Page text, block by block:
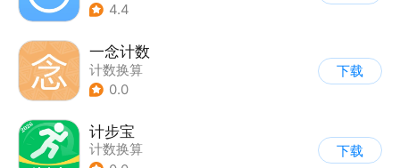
4.4
一念计数
计数换算
0.0
下载
计步宝
计数换算
下载